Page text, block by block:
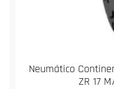
Neumático
ZR 17